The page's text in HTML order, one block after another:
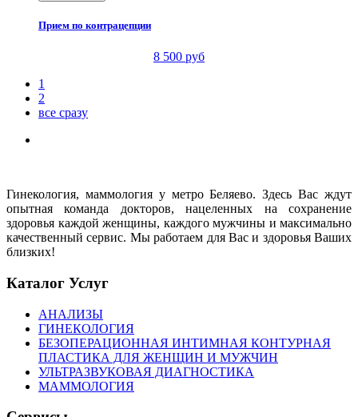
Прием по контрацепции
8 500 руб
1
2
все сразу
Гинекология, маммология у метро Беляево. Здесь Вас ждут
опытная команда докторов, нацеленных на сохранение
здоровья каждой женщины, каждого мужчины и максимально
качественный сервис. Мы работаем для Вас и здоровья Ваших
близких!
Каталог Услуг
АНАЛИЗЫ
ГИНЕКОЛОГИЯ
БЕЗОПЕРАЦИОННАЯ ИНТИМНАЯ КОНТУРНАЯ
ПЛАСТИКА ДЛЯ ЖЕНЩИН И МУЖЧИН
УЛЬТРАЗВУКОВАЯ ДИАГНОСТИКА
МАММОЛОГИЯ